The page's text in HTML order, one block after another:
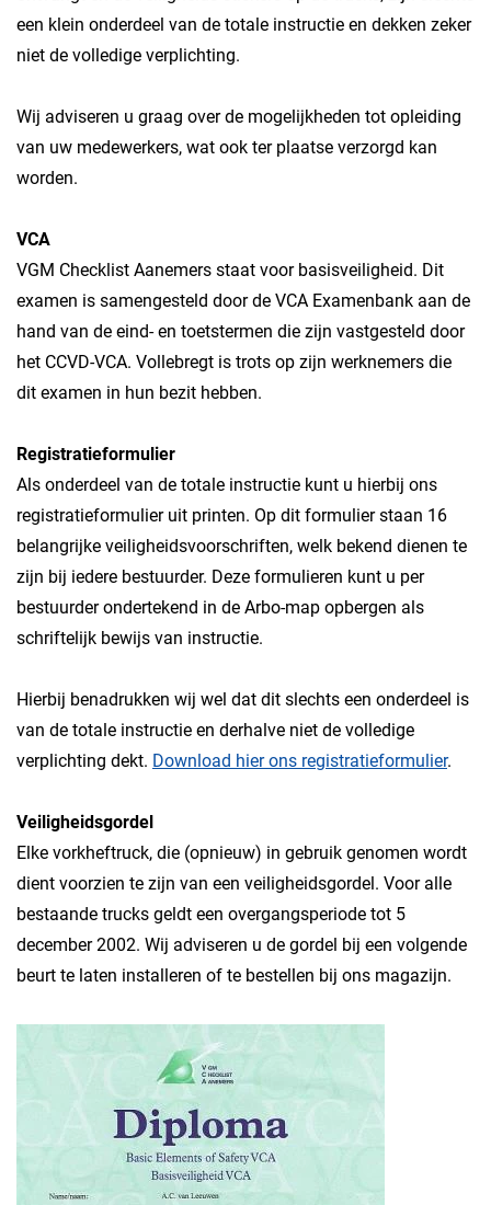
een klein onderdeel van de totale instructie en dekken zeker
niet de volledige verplichting.
Wij adviseren u graag over de mogelijkheden tot opleiding
van uw medewerkers, wat ook ter plaatse verzorgd kan
worden.
VCA
VGM Checklist Aanemers staat voor basisveiligheid. Dit
examen is samengesteld door de VCA Examenbank aan de
hand van de eind- en toetstermen die zijn vastgesteld door
het CCVD-VCA. Vollebregt is trots op zijn werknemers die
dit examen in hun bezit hebben.
Registratieformulier
Als onderdeel van de totale instructie kunt u hierbij ons
registratieformulier uit printen. Op dit formulier staan 16
belangrijke veiligheidsvoorschriften, welk bekend dienen te
zijn bij iedere bestuurder. Deze formulieren kunt u per
bestuurder ondertekend in de Arbo-map opbergen als
schriftelijk bewijs van instructie.
Hierbij benadrukken wij wel dat dit slechts een onderdeel is
van de totale instructie en derhalve niet de volledige
verplichting dekt. Download hier ons registratieformulier.
Veiligheidsgordel
Elke vorkheftruck, die (opnieuw) in gebruik genomen wordt
dient voorzien te zijn van een veiligheidsgordel. Voor alle
bestaande trucks geldt een overgangsperiode tot 5
december 2002. Wij adviseren u de gordel bij een volgende
beurt te laten installeren of te bestellen bij ons magazijn.